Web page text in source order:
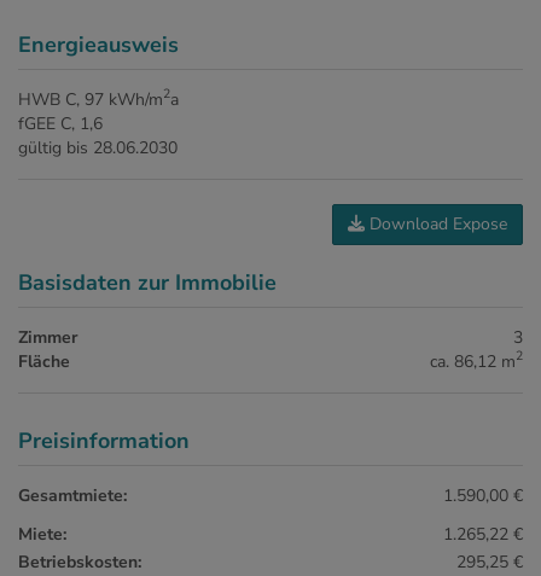
Energieausweis
HWB C, 97 kWh/m2a
fGEE C, 1,6
gültig bis 28.06.2030
Download Expose
Basisdaten zur Immobilie
Zimmer
3
Fläche
ca. 86,12 m2
Preisinformation
Gesamtmiete:
1.590,00 €
Miete:
1.265,22 €
Betriebskosten:
295,25 €